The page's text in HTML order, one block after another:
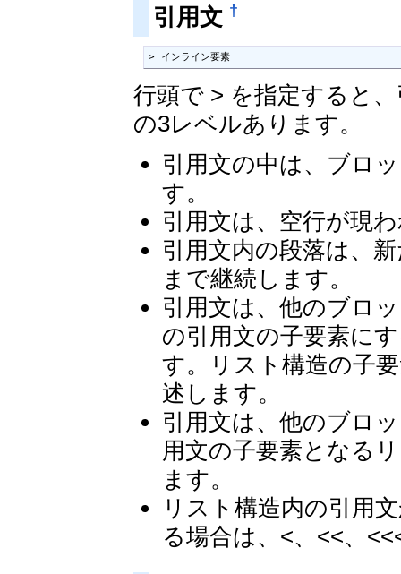
引用文 †
> インライン要素
行頭で > を指定すると
の3レベルあります。
引用文の中は、ブロ
す。
引用文は、空行が現
引用文内の段落は、
まで継続します。
引用文は、他のブロ
の引用文の子要素に
す。リスト構造の子
述します。
引用文は、他のブロ
用文の子要素となる
ます。
リスト構造内の引用
る場合は、<、<<、